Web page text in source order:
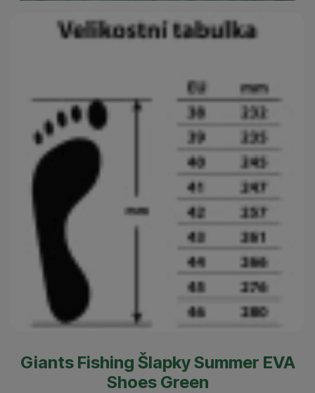
Giants Fishing Šlapky Summer EVA
Shoes Green